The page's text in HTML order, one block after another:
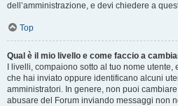
dell’amministrazione, e devi chiedere a
Top
Qual è il mio livello e come faccio a
I livelli, compaiono sotto al tuo nome
che hai inviato oppure identificano alcuni
amministratori. In genere, non puoi
abusare del Forum inviando messaggi non